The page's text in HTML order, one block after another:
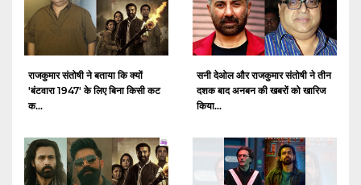
राजकुमार संतोषी ने बताया कि क्यों
'बंटवारा 1947' के लिए बिना किसी कट
क...
सनी देओल और राजकुमार संतोषी ने तीन
दशक बाद अनबन की खबरों को खारिज
किया...